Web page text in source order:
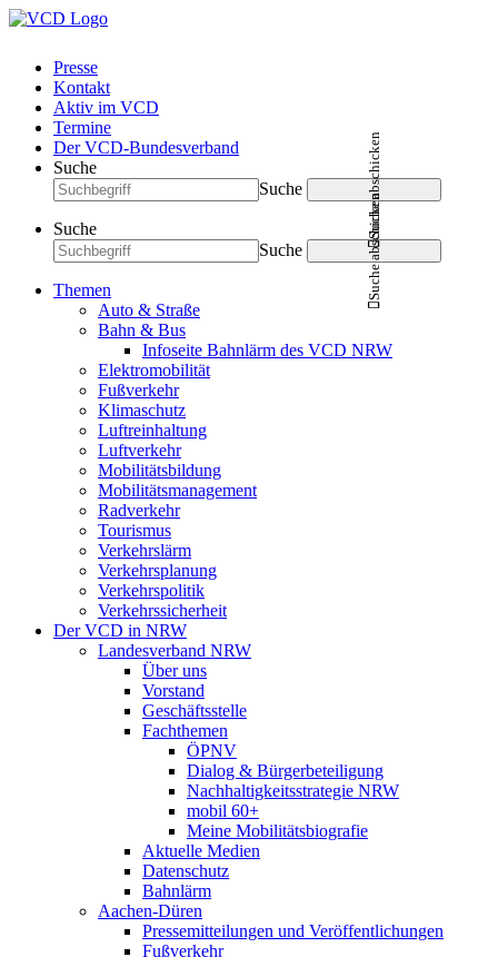
Presse
Kontakt
Aktiv im VCD
Termine
Der VCD-Bundesverband
Suche
Suche
Suche abschicken
Suche
Suche
Suche abschicken
Themen
Auto & Straße
Bahn & Bus
Infoseite Bahnlärm des VCD NRW
Elektromobilität
Fußverkehr
Klimaschutz
Luftreinhaltung
Luftverkehr
Mobilitätsbildung
Mobilitätsmanagement
Radverkehr
Tourismus
Verkehrslärm
Verkehrsplanung
Verkehrspolitik
Verkehrssicherheit
Der VCD in NRW
Landesverband NRW
Über uns
Vorstand
Geschäftsstelle
Fachthemen
ÖPNV
Dialog & Bürgerbeteiligung
Nachhaltigkeitsstrategie NRW
mobil 60+
Meine Mobilitätsbiografie
Aktuelle Medien
Datenschutz
Bahnlärm
Aachen-Düren
Pressemitteilungen und Veröffentlichungen
Fußverkehr